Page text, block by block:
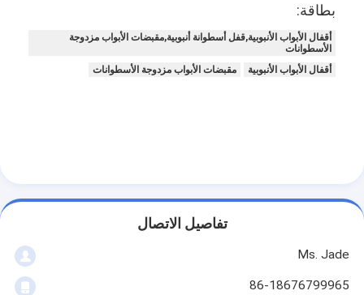
المنزل
مراقبة الجودة
اتصل بنا
بطاقة:
أقفال الأبواب الأنبوبية,قفل أسطوانة أنبوبية,مقبضات الأبواب مزدوجة
الأسطوانات
أقفال الأبواب الأنبوبية
مقبضات الأبواب مزدوجة الأسطوانات
تفاصيل الاتصال
Ms. Jade
86-18676799965